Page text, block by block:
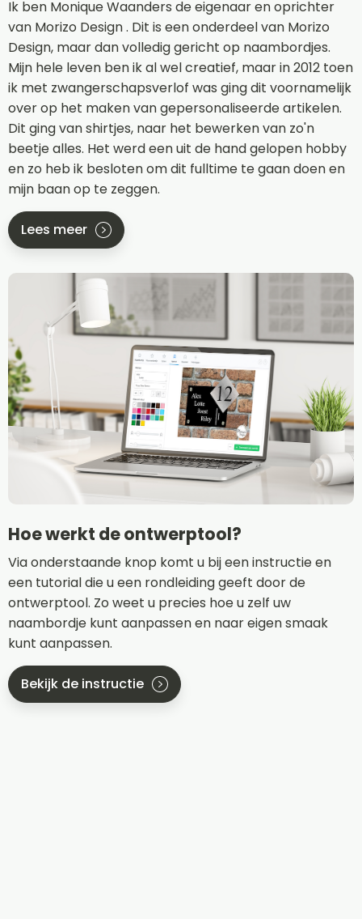
Ik ben Monique Waanders de eigenaar en oprichter
van Morizo Design . Dit is een onderdeel van Morizo
Design, maar dan volledig gericht op naambordjes.
Mijn hele leven ben ik al wel creatief, maar in 2012 toen
ik met zwangerschapsverlof was ging dit voornamelijk
over op het maken van gepersonaliseerde artikelen.
Dit ging van shirtjes, naar het bewerken van zo'n
beetje alles. Het werd een uit de hand gelopen hobby
en zo heb ik besloten om dit fulltime te gaan doen en
mijn baan op te zeggen.
Lees meer
Hoe werkt de ontwerptool?
Via onderstaande knop komt u bij een instructie en
een tutorial die u een rondleiding geeft door de
ontwerptool. Zo weet u precies hoe u zelf uw
naambordje kunt aanpassen en naar eigen smaak
kunt aanpassen.
Bekijk de instructie